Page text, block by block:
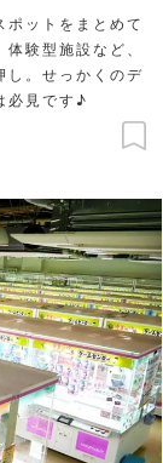
ットをまとめて
験型施設など、
し。せっかくのデ
必見です♪